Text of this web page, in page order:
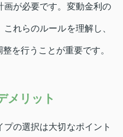
が必要です。変動金利の
れらのルールを理解し、
を行うことが重要です。
メリット
の選択は大切なポイント